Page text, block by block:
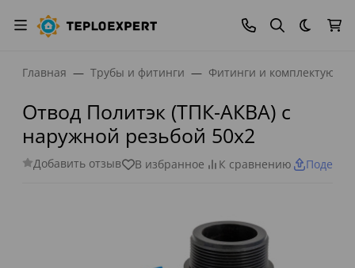
Темная
Главная Трубы и фитинги Фитинги и
Отвод Политэк (ТПК-АКВА) с
наружной резьбой 50х2
Добавить отзыв В избранное К сравнению